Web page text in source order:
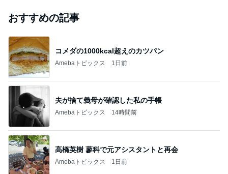
おすすめの記事
コメダの1000kcal超えのカツパン
Amebaトピックス 1日前
夫が捨て義母が確認した私の手帳
Amebaトピックス 14時間前
高橋英樹 蓼科で元アシスタントと再会
Amebaトピックス 1日前